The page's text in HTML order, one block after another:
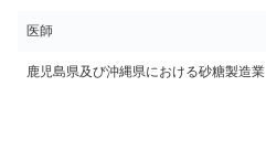
医師
鹿児島県及び沖縄県における砂糖製造業